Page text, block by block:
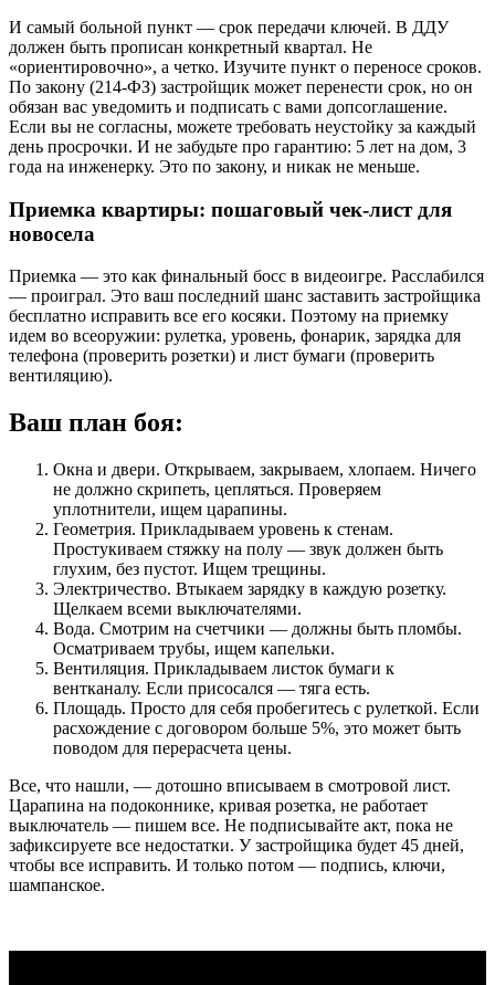
И самый больной пункт — срок передачи ключей. В ДДУ
должен быть прописан конкретный квартал. Не
«ориентировочно», а четко. Изучите пункт о переносе сроков.
По закону (214-ФЗ) застройщик может перенести срок, но он
обязан вас уведомить и подписать с вами допсоглашение.
Если вы не согласны, можете требовать неустойку за каждый
день просрочки. И не забудьте про гарантию: 5 лет на дом, 3
года на инженерку. Это по закону, и никак не меньше.
Приемка квартиры: пошаговый чек-лист для
новосела
Приемка — это как финальный босс в видеоигре. Расслабился
— проиграл. Это ваш последний шанс заставить застройщика
бесплатно исправить все его косяки. Поэтому на приемку
идем во всеоружии: рулетка, уровень, фонарик, зарядка для
телефона (проверить розетки) и лист бумаги (проверить
вентиляцию).
Ваш план боя:
Окна и двери. Открываем, закрываем, хлопаем. Ничего
не должно скрипеть, цепляться. Проверяем
уплотнители, ищем царапины.
Геометрия. Прикладываем уровень к стенам.
Простукиваем стяжку на полу — звук должен быть
глухим, без пустот. Ищем трещины.
Электричество. Втыкаем зарядку в каждую розетку.
Щелкаем всеми выключателями.
Вода. Смотрим на счетчики — должны быть пломбы.
Осматриваем трубы, ищем капельки.
Вентиляция. Прикладываем листок бумаги к
вентканалу. Если присосался — тяга есть.
Площадь. Просто для себя пробегитесь с рулеткой. Если
расхождение с договором больше 5%, это может быть
поводом для перерасчета цены.
Все, что нашли, — дотошно вписываем в смотровой лист.
Царапина на подоконнике, кривая розетка, не работает
выключатель — пишем все. Не подписывайте акт, пока не
зафиксируете все недостатки. У застройщика будет 45 дней,
чтобы все исправить. И только потом — подпись, ключи,
шампанское.